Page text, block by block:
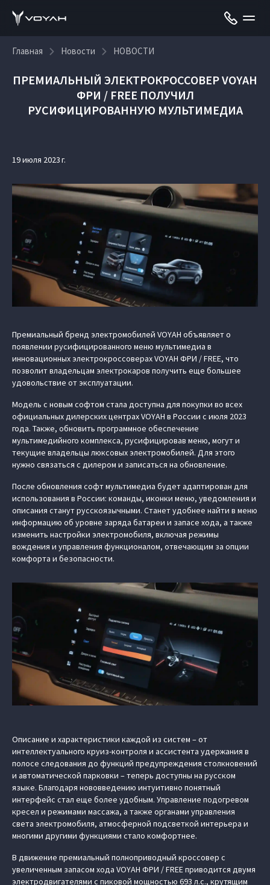
Главная Новости НОВОСТИ
ПРЕМИАЛЬНЫЙ ЭЛЕКТРОКРОССОВЕР VOYAH
ФРИ / FREE ПОЛУЧИЛ
РУСИФИЦИРОВАННУЮ МУЛЬТИМЕДИА
19 июля 2023 г.
Премиальный бренд электромобилей VOYAH объявляет о
появлении русифицированного меню мультимедиа в
инновационных электрокроссоверах VOYAH ФРИ / FREE, что
позволит владельцам электрокаров получить еще большее
удовольствие от эксплуатации.
Модель с новым софтом стала доступна для покупки во всех
официальных дилерских центрах VOYAH в России с июля 2023
года. Также, обновить программное обеспечение
мультимедийного комплекса, русифицировав меню, могут и
текущие владельцы люксовых электромобилей. Для этого
нужно связаться с дилером и записаться на обновление.
После обновления софт мультимедиа будет адаптирован для
использования в России: команды, иконки меню, уведомления и
описания станут русскоязычными. Станет удобнее найти в меню
информацию об уровне заряда батареи и запасе хода, а также
изменить настройки электромобиля, включая режимы
вождения и управления функционалом, отвечающим за опции
комфорта и безопасности.
Описание и характеристики каждой из систем – от
интеллектуального круиз-контроля и ассистента удержания в
полосе следования до функций предупреждения столкновений
и автоматической парковки – теперь доступны на русском
языке. Благодаря нововведению интуитивно понятный
интерфейс стал еще более удобным. Управление подогревом
кресел и режимами массажа, а также органами управления
света электромобиля, атмосферной подсветкой интерьера и
многими другими функциями стало комфортнее.
В движение премиальный полноприводный кроссовер с
увеличенным запасом хода VOYAH ФРИ / FREE приводится двумя
электродвигателями с пиковой мощностью 693 л.с., крутящим